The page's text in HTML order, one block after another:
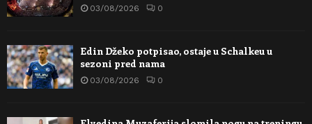
03/08/2026 0
Edin Džeko potpisao, ostaje u Schalkeu u
sezoni pred nama
03/08/2026 0